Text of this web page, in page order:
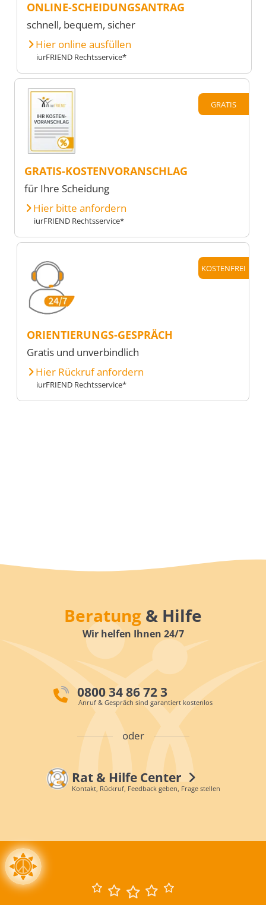
ONLINE-SCHEIDUNGSANTRAG
schnell, bequem, sicher
Hier online ausfüllen
iurFRIEND Rechtsservice*
GRATIS
GRATIS-KOSTENVORANSCHLAG
für Ihre Scheidung
Hier bitte anfordern
iurFRIEND Rechtsservice*
KOSTENFREI
ORIENTIERUNGS-GESPRÄCH
Gratis und unverbindlich
Hier Rückruf anfordern
iurFRIEND Rechtsservice*
Beratung & Hilfe
Wir helfen Ihnen 24/7
0800 34 86 72 3
Anruf & Gespräch sind garantiert kostenlos
oder
Rat & Hilfe Center
Kontakt, Rückruf, Feedback geben, Frage stellen